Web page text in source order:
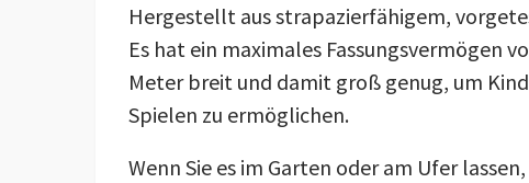
Hergestellt aus strapazierfähigem,
Es hat ein maximales Fassungsvermögen
Meter breit und damit groß genug, um
Spielen zu ermöglichen.
Wenn Sie es im Garten oder am Ufer